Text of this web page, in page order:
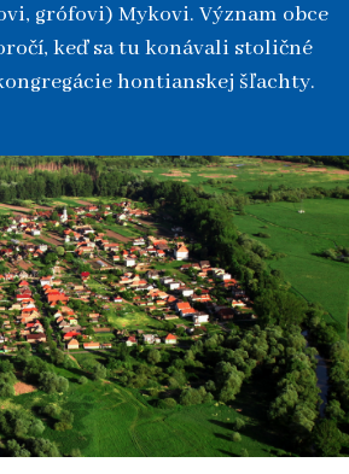
grófovi) Mykovi. Význam obce
keď sa tu konávali stoličné
hontianskej šľachty.